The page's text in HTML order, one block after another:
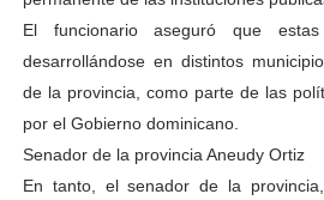
El funcionario aseguró que estas
desarrollándose en distintos
de la provincia, como parte de las
por el Gobierno dominicano.
Senador de la provincia Aneudy Ortiz
En tanto, el senador de la